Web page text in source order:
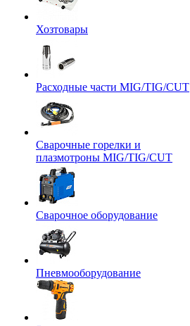
Хозтовары
Расходные части MIG/TIG/CUT
Сварочные горелки и
плазмотроны MIG/TIG/CUT
Сварочное оборудование
Пневмооборудование